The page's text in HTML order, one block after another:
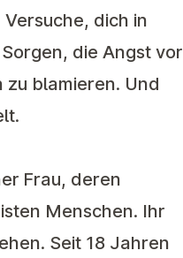
dich in
die Angst vor
blamieren. Und
Frau, deren
Menschen. Ihr
Seit 18 Jahren